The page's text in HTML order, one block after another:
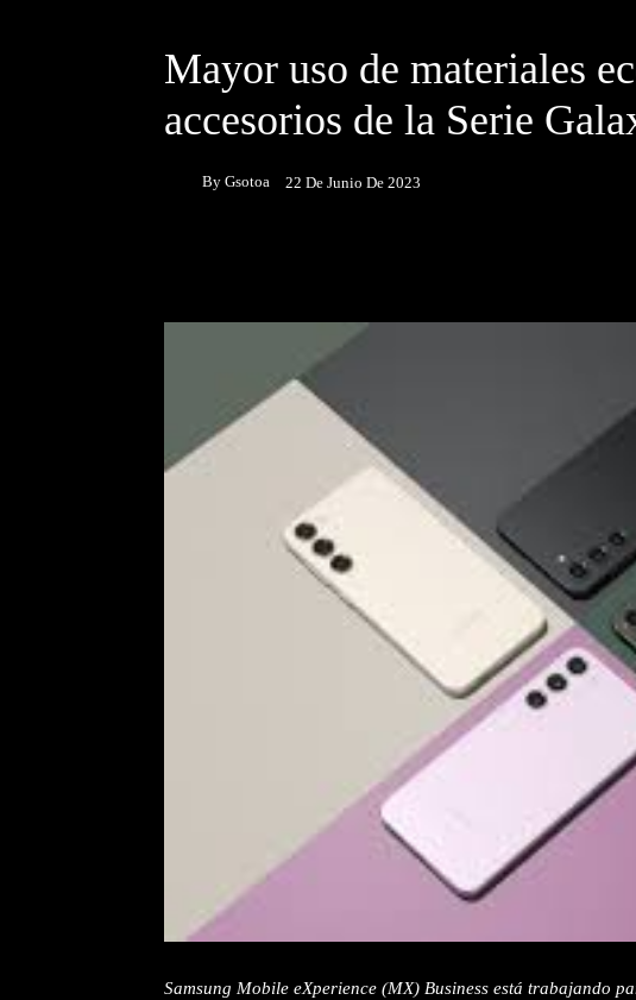
Mayor uso de materiales
accesorios de la Serie
By Gsotoa 22 De Junio De 2023
Samsung Mobile eXperience (MX) Business está trabajando